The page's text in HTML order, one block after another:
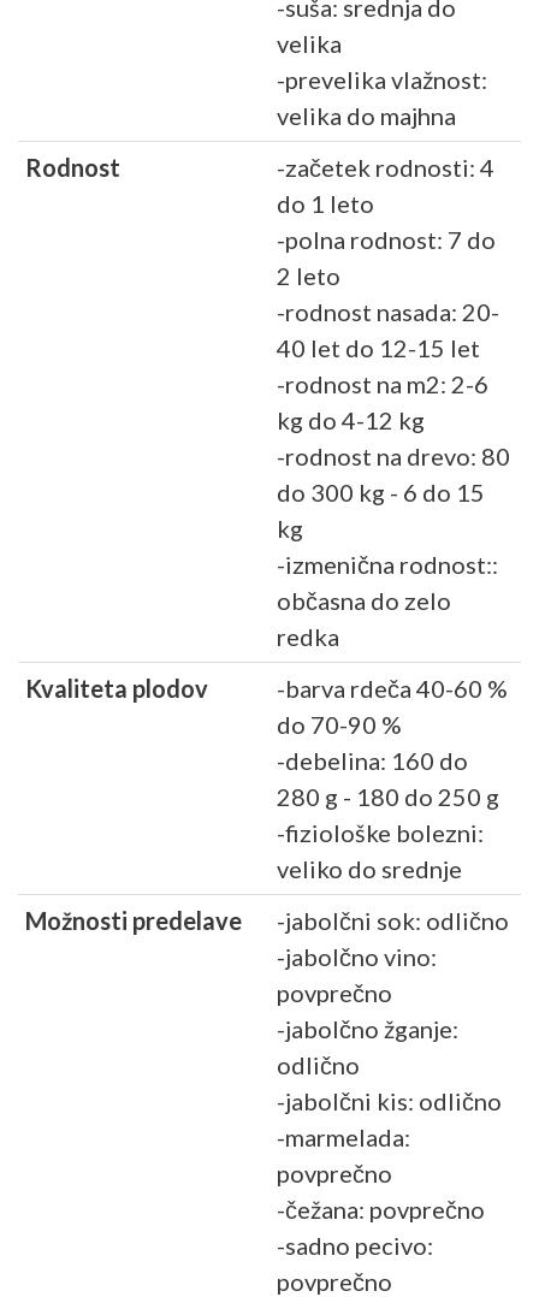
-suša: srednja do
velika
-prevelika vlažnost:
velika do majhna
Rodnost
-začetek rodnosti: 4
do 1 leto
-polna rodnost: 7 do
2 leto
-rodnost nasada: 20-
40 let do 12-15 let
-rodnost na m2: 2-6
kg do 4-12 kg
-rodnost na drevo: 80
do 300 kg - 6 do 15
kg
-izmenična rodnost::
občasna do zelo
redka
Kvaliteta plodov
-barva rdeča 40-60 %
do 70-90 %
-debelina: 160 do
280 g - 180 do 250 g
-fiziološke bolezni:
veliko do srednje
Možnosti predelave
-jabolčni sok: odlično
-jabolčno vino:
povprečno
-jabolčno žganje:
odlično
-jabolčni kis: odlično
-marmelada:
povprečno
-čežana: povprečno
-sadno pecivo:
povprečno